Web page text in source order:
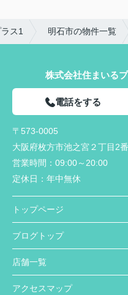
ス1 明石市の物件一覧
株式会社住まいる
電話をする
〒573-0005
大阪府枚方市池之宮２丁目2
営業時間： 09:00～20:00
定休日： 年中無休
トップページ
ブログトップ
店舗一覧
アクセスマップ